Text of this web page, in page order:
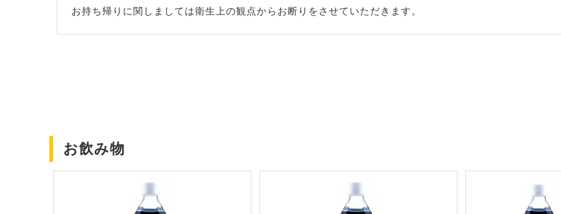
お持ち帰りに関しましては衛生上の観点からお断りをさせていただきます。
お飲み物